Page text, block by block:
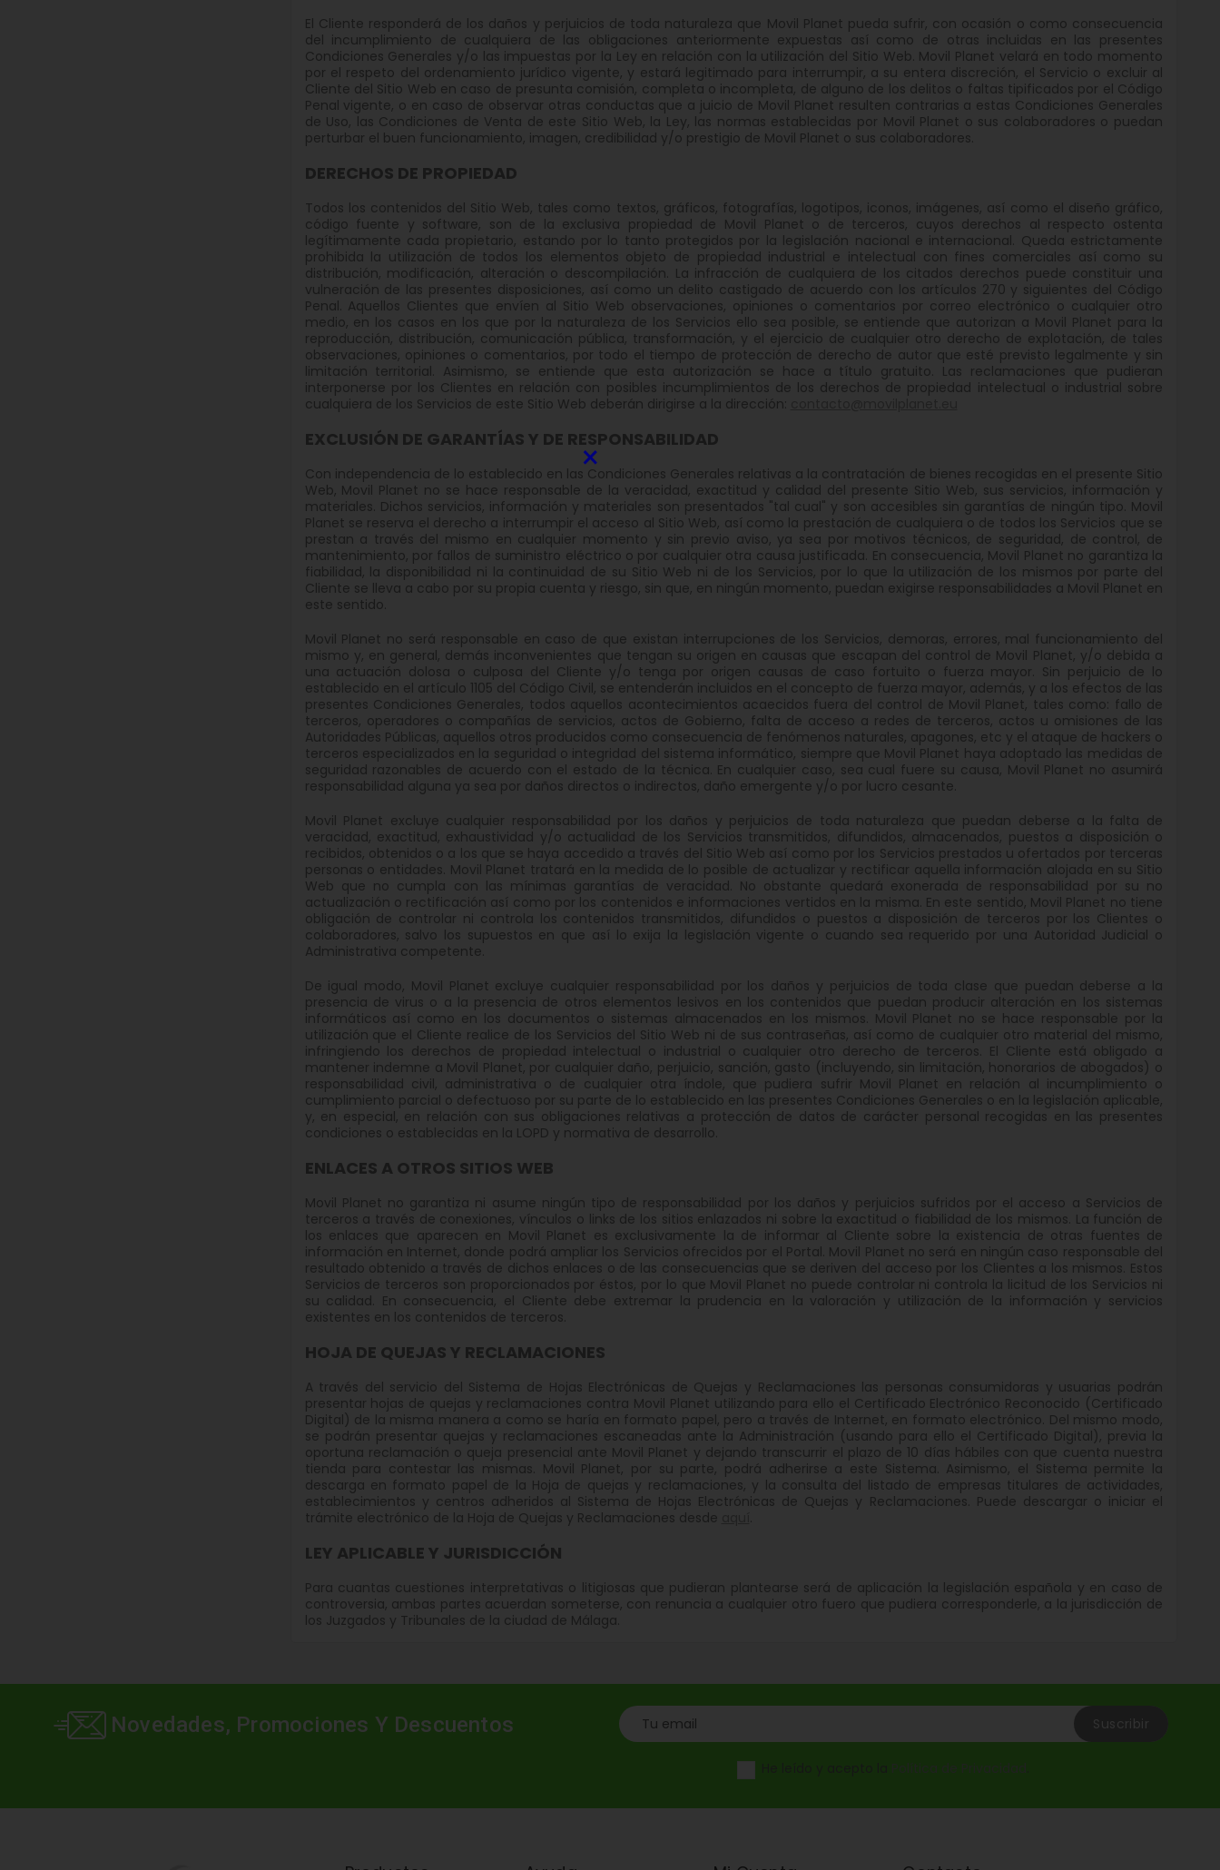
El Cliente responderá de los daños y perjuicios de toda naturaleza que Movil Planet pueda sufrir, con ocasión o como consecuencia
del incumplimiento de cualquiera de las obligaciones anteriormente expuestas así como de otras incluidas en las presentes
Condiciones Generales y/o las impuestas por la Ley en relación con la utilización del Sitio Web. Movil Planet velará en todo momento
por el respeto del ordenamiento jurídico vigente, y estará legitimado para interrumpir, a su entera discreción, el Servicio o excluir al
Cliente del Sitio Web en caso de presunta comisión, completa o incompleta, de alguno de los delitos o faltas tipificados por el Código
Penal vigente, o en caso de observar otras conductas que a juicio de Movil Planet resulten contrarias a estas Condiciones Generales
de Uso, las Condiciones de Venta de este Sitio Web, la Ley, las normas establecidas por Movil Planet o sus colaboradores o puedan
perturbar el buen funcionamiento, imagen, credibilidad y/o prestigio de Movil Planet o sus colaboradores.
DERECHOS DE PROPIEDAD
Todos los contenidos del Sitio Web, tales como textos, gráficos, fotografías, logotipos, iconos, imágenes, así como el diseño gráfico,
código fuente y software, son de la exclusiva propiedad de Movil Planet o de terceros, cuyos derechos al respecto ostenta
legítimamente cada propietario, estando por lo tanto protegidos por la legislación nacional e internacional. Queda estrictamente
prohibida la utilización de todos los elementos objeto de propiedad industrial e intelectual con fines comerciales así como su
distribución, modificación, alteración o descompilación. La infracción de cualquiera de los citados derechos puede constituir una
vulneración de las presentes disposiciones, así como un delito castigado de acuerdo con los artículos 270 y siguientes del Código
Penal. Aquellos Clientes que envíen al Sitio Web observaciones, opiniones o comentarios por correo electrónico o cualquier otro
medio, en los casos en los que por la naturaleza de los Servicios ello sea posible, se entiende que autorizan a Movil Planet para la
reproducción, distribución, comunicación pública, transformación, y el ejercicio de cualquier otro derecho de explotación, de tales
observaciones, opiniones o comentarios, por todo el tiempo de protección de derecho de autor que esté previsto legalmente y sin
limitación territorial. Asimismo, se entiende que esta autorización se hace a título gratuito. Las reclamaciones que pudieran
interponerse por los Clientes en relación con posibles incumplimientos de los derechos de propiedad intelectual o industrial sobre
cualquiera de los Servicios de este Sitio Web deberán dirigirse a la dirección:
EXCLUSIÓN DE GARANTÍAS Y DE RESPONSABILIDAD
Con independencia de lo establecido en las Condiciones Generales relativas a la contratación de bienes recogidas en el presente Sitio
Web, Movil Planet no se hace responsable de la veracidad, exactitud y calidad del presente Sitio Web, sus servicios, información y
materiales. Dichos servicios, información y materiales son presentados "tal cual" y son accesibles sin garantías de ningún tipo. Movil
Planet se reserva el derecho a interrumpir el acceso al Sitio Web, así como la prestación de cualquiera o de todos los Servicios que se
prestan a través del mismo en cualquier momento y sin previo aviso, ya sea por motivos técnicos, de seguridad, de control, de
mantenimiento, por fallos de suministro eléctrico o por cualquier otra causa justificada. En consecuencia, Movil Planet no garantiza la
fiabilidad, la disponibilidad ni la continuidad de su Sitio Web ni de los Servicios, por lo que la utilización de los mismos por parte del
Cliente se lleva a cabo por su propia cuenta y riesgo, sin que, en ningún momento, puedan exigirse responsabilidades a Movil Planet en
este sentido.
Movil Planet no será responsable en caso de que existan interrupciones de los Servicios, demoras, errores, mal funcionamiento del
mismo y, en general, demás inconvenientes que tengan su origen en causas que escapan del control de Movil Planet, y/o debida a
una actuación dolosa o culposa del Cliente y/o tenga por origen causas de caso fortuito o fuerza mayor. Sin perjuicio de lo
establecido en el artículo 1105 del Código Civil, se entenderán incluidos en el concepto de fuerza mayor, además, y a los efectos de las
presentes Condiciones Generales, todos aquellos acontecimientos acaecidos fuera del control de Movil Planet, tales como: fallo de
terceros, operadores o compañías de servicios, actos de Gobierno, falta de acceso a redes de terceros, actos u omisiones de las
Autoridades Públicas, aquellos otros producidos como consecuencia de fenómenos naturales, apagones, etc y el ataque de hackers o
terceros especializados en la seguridad o integridad del sistema informático, siempre que Movil Planet haya adoptado las medidas de
seguridad razonables de acuerdo con el estado de la técnica. En cualquier caso, sea cual fuere su causa, Movil Planet no asumirá
responsabilidad alguna ya sea por daños directos o indirectos, daño emergente y/o por lucro cesante.
Movil Planet excluye cualquier responsabilidad por los daños y perjuicios de toda naturaleza que puedan deberse a la falta de
veracidad, exactitud, exhaustividad y/o actualidad de los Servicios transmitidos, difundidos, almacenados, puestos a disposición o
recibidos, obtenidos o a los que se haya accedido a través del Sitio Web así como por los Servicios prestados u ofertados por terceras
personas o entidades. Movil Planet tratará en la medida de lo posible de actualizar y rectificar aquella información alojada en su Sitio
Web que no cumpla con las mínimas garantías de veracidad. No obstante quedará exonerada de responsabilidad por su no
actualización o rectificación así como por los contenidos e informaciones vertidos en la misma. En este sentido, Movil Planet no tiene
obligación de controlar ni controla los contenidos transmitidos, difundidos o puestos a disposición de terceros por los Clientes o
colaboradores, salvo los supuestos en que así lo exija la legislación vigente o cuando sea requerido por una Autoridad Judicial o
Administrativa competente.
De igual modo, Movil Planet excluye cualquier responsabilidad por los daños y perjuicios de toda clase que puedan deberse a la
presencia de virus o a la presencia de otros elementos lesivos en los contenidos que puedan producir alteración en los sistemas
informáticos así como en los documentos o sistemas almacenados en los mismos. Movil Planet no se hace responsable por la
utilización que el Cliente realice de los Servicios del Sitio Web ni de sus contraseñas, así como de cualquier otro material del mismo,
infringiendo los derechos de propiedad intelectual o industrial o cualquier otro derecho de terceros. El Cliente está obligado a
mantener indemne a Movil Planet, por cualquier daño, perjuicio, sanción, gasto (incluyendo, sin limitación, honorarios de abogados) o
responsabilidad civil, administrativa o de cualquier otra índole, que pudiera sufrir Movil Planet en relación al incumplimiento o
cumplimiento parcial o defectuoso por su parte de lo establecido en las presentes Condiciones Generales o en la legislación aplicable,
y, en especial, en relación con sus obligaciones relativas a protección de datos de carácter personal recogidas en las presentes
condiciones o establecidas en la LOPD y normativa de desarrollo.
ENLACES A OTROS SITIOS WEB
Movil Planet no garantiza ni asume ningún tipo de responsabilidad por los daños y perjuicios sufridos por el acceso a Servicios de
terceros a través de conexiones, vínculos o links de los sitios enlazados ni sobre la exactitud o fiabilidad de los mismos. La función de
los enlaces que aparecen en Movil Planet es exclusivamente la de informar al Cliente sobre la existencia de otras fuentes de
información en Internet, donde podrá ampliar los Servicios ofrecidos por el Portal. Movil Planet no será en ningún caso responsable del
resultado obtenido a través de dichos enlaces o de las consecuencias que se deriven del acceso por los Clientes a los mismos. Estos
Servicios de terceros son proporcionados por éstos, por lo que Movil Planet no puede controlar ni controla la licitud de los Servicios ni
su calidad. En consecuencia, el Cliente debe extremar la prudencia en la valoración y utilización de la información y servicios
existentes en los contenidos de terceros.
HOJA DE QUEJAS Y RECLAMACIONES
A través del servicio del Sistema de Hojas Electrónicas de Quejas y Reclamaciones las personas consumidoras y usuarias podrán
presentar hojas de quejas y reclamaciones contra Movil Planet utilizando para ello el Certificado Electrónico Reconocido (Certificado
Digital) de la misma manera a como se haría en formato papel, pero a través de Internet, en formato electrónico. Del mismo modo,
se podrán presentar quejas y reclamaciones escaneadas ante la Administración (usando para ello el Certificado Digital), previa la
oportuna reclamación o queja presencial ante Movil Planet y dejando transcurrir el plazo de 10 días hábiles con que cuenta nuestra
tienda para contestar las mismas. Movil Planet, por su parte, podrá adherirse a este Sistema. Asimismo, el Sistema permite la
descarga en formato papel de la Hoja de quejas y reclamaciones, y la consulta del listado de empresas titulares de actividades,
establecimientos y centros adheridos al Sistema de Hojas Electrónicas de Quejas y Reclamaciones. Puede descargar o iniciar el
trámite electrónico de la Hoja de Quejas y Reclamaciones desde
LEY APLICABLE Y JURISDICCIÓN
Para cuantas cuestiones interpretativas o litigiosas que pudieran plantearse será de aplicación la legislación española y en caso de
controversia, ambas partes acuerdan someterse, con renuncia a cualquier otro fuero que pudiera corresponderle, a la jurisdicción de
los Juzgados y Tribunales de la ciudad de Málaga.
Novedades, Promociones Y Descuentos
×